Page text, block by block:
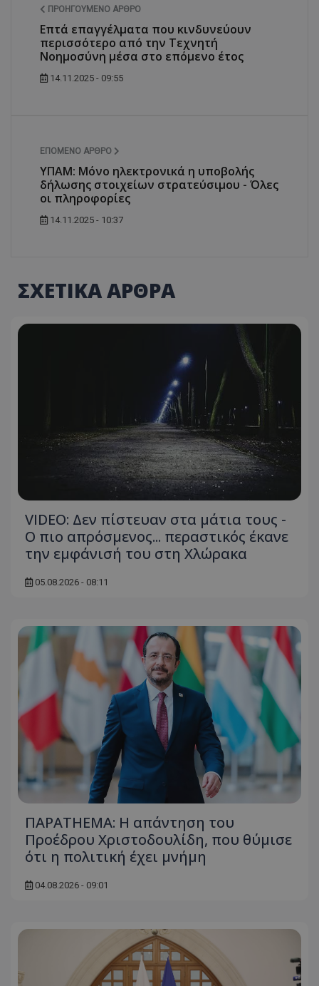
ΠΡΟΗΓΟΎΜΕΝΟ ΆΡΘΡΟ
Επτά επαγγέλματα που κινδυνεύουν
περισσότερο από την Τεχνητή
Νοημοσύνη μέσα στο επόμενο έτος
14.11.2025 - 09:55
ΕΠΌΜΕΝΟ ΆΡΘΡΟ
ΥΠΑΜ: Μόνο ηλεκτρονικά η υποβολής
δήλωσης στοιχείων στρατεύσιμου - Όλες
οι πληροφορίες
14.11.2025 - 10:37
ΣΧΕΤΙΚΑ ΑΡΘΡΑ
VIDEO: Δεν πίστευαν στα μάτια τους -
Ο πιο απρόσμενος... περαστικός έκανε
την εμφάνισή του στη Χλώρακα
05.08.2026 - 08:11
ΠΑΡΑTHEMA: Η απάντηση του
Προέδρου Χριστοδουλίδη, που θύμισε
ότι η πολιτική έχει μνήμη
04.08.2026 - 09:01